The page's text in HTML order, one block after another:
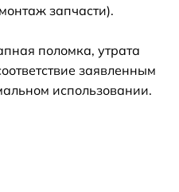
запчасти).
поломка, утрата
заявленным
использовании.